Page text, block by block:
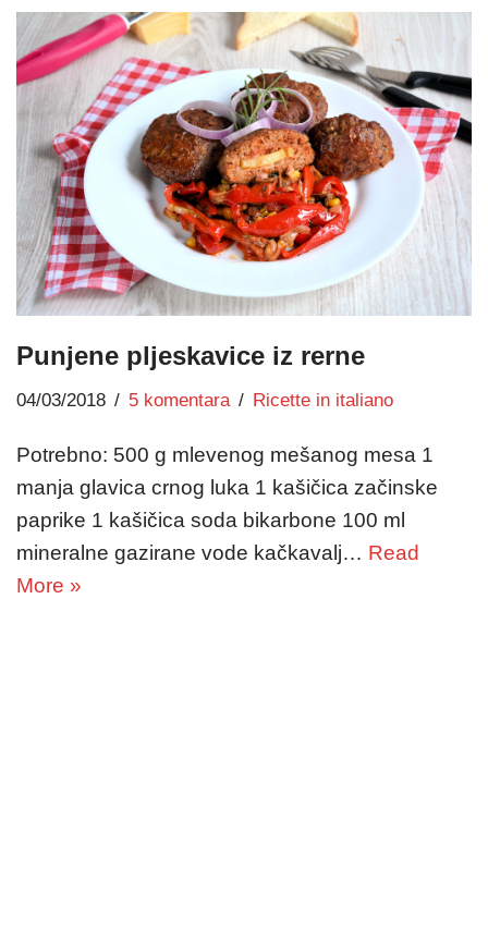
Punjene pljeskavice iz rerne
04/03/2018 5 komentara Ricette in italiano
Potrebno: 500 g mlevenog mešanog mesa 1
manja glavica crnog luka 1 kašičica začinske
paprike 1 kašičica soda bikarbone 100 ml
mineralne gazirane vode kačkavalj… Read
More »